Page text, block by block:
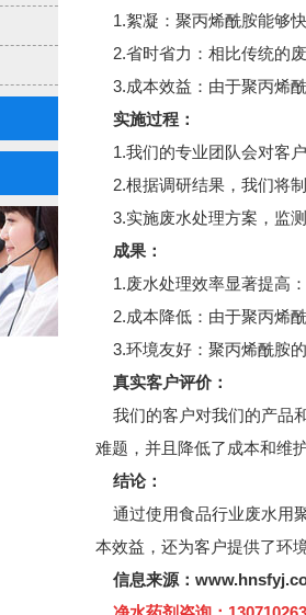
1.絮凝：聚丙烯酰胺能够
2.省时省力：相比传统的
3.成本效益：由于聚丙烯
实施过程：
1.我们的专业团队会对客
2.根据调研结果，我们将
3.实施废水处理方案，监
成果：
1.废水处理效率显著提高
2.成本降低：由于聚丙烯
3.环境友好：聚丙烯酰胺
真实客户评价：
我们的客户对我们的产品
难题，并且降低了成本和维
结论：
通过使用食品行业废水用
本效益，还为客户提供了环
信息来源：